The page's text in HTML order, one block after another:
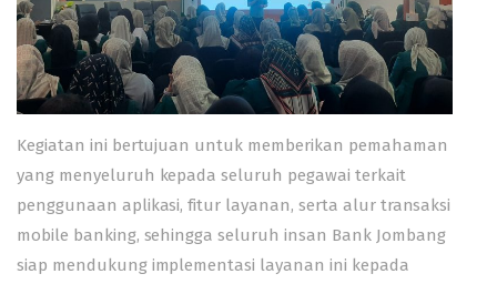
Kegiatan ini bertujuan untuk memberikan pemahaman
yang menyeluruh kepada seluruh pegawai terkait
penggunaan aplikasi, fitur layanan, serta alur transaksi
mobile banking, sehingga seluruh insan Bank Jombang
siap mendukung implementasi layanan ini kepada